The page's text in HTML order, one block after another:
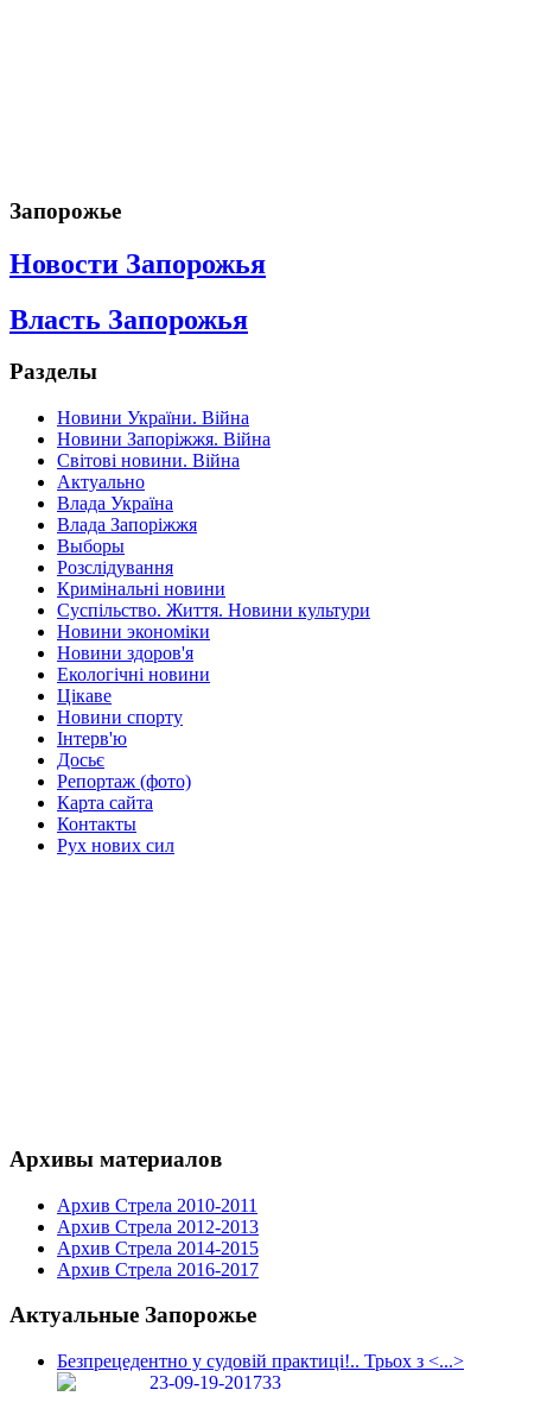
Запорожье
Новости Запорожья
Власть Запорожья
Разделы
Новини України. Війна
Новини Запоріжжя. Війна
Світові новини. Війна
Актуально
Влада Україна
Влада Запоріжжя
Выборы
Розслідування
Кримінальні новини
Суспільство. Життя. Новини культури
Новини экономіки
Новини здоров'я
Екологічні новини
Цікаве
Новини спорту
Інтерв'ю
Досьє
Репортаж (фото)
Карта сайта
Контакты
Рух нових сил
Архивы материалов
Архив Стрела 2010-2011
Архив Стрела 2012-2013
Архив Стрела 2014-2015
Архив Стрела 2016-2017
Актуальные Запорожье
Безпрецедентно у судовій практиці!.. Трьох з <...>